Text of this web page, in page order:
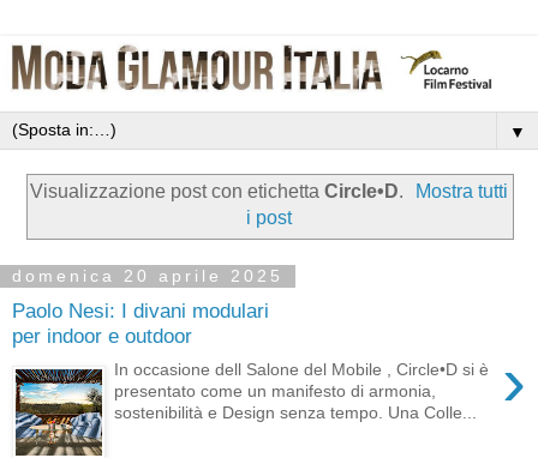
▼
Visualizzazione post con etichetta Circle•D.
Mostra tutti
i post
domenica 20 aprile 2025
Paolo Nesi: I divani modulari
per indoor e outdoor
›
In occasione dell Salone del Mobile , Circle•D si è
presentato come un manifesto di armonia,
sostenibilità e Design senza tempo. Una Colle...